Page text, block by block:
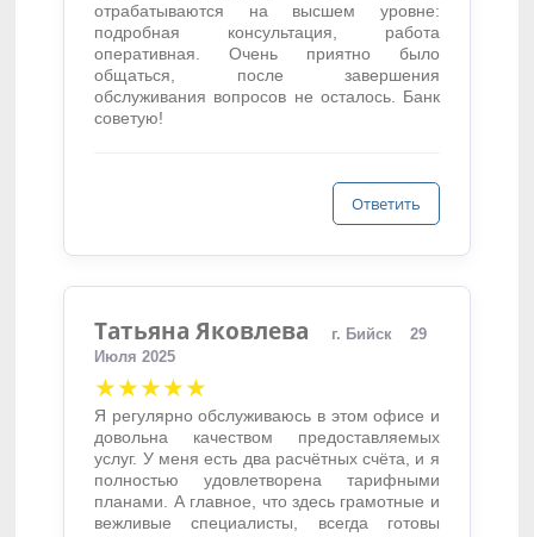
отрабатываются на высшем уровне:
подробная консультация, работа
оперативная. Очень приятно было
общаться, после завершения
обслуживания вопросов не осталось. Банк
советую!
Ответить
Татьяна Яковлева г. Бийск
29
Июля 2025
★★★★★
Я регулярно обслуживаюсь в этом офисе и
довольна качеством предоставляемых
услуг. У меня есть два расчётных счёта, и я
полностью удовлетворена тарифными
планами. А главное, что здесь грамотные и
вежливые специалисты, всегда готовы